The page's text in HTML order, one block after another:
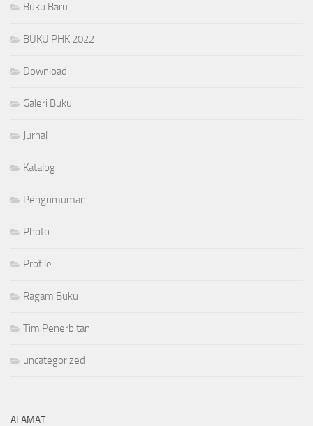
Buku Baru
BUKU PHK 2022
Download
Galeri Buku
Jurnal
Katalog
Pengumuman
Photo
Profile
Ragam Buku
Tim Penerbitan
uncategorized
ALAMAT